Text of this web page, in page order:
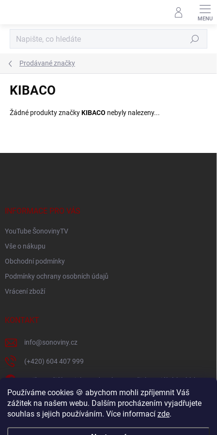
Používáme cookies 🍪 abychom mohli zpříjemnit Váš
zážitek na našem webu. Dalším procházením vyjadřujete
souhlas s jejich používáním. Více informací zde.
Hledat
Prodávané značky
KIBACO
Žádné produkty značkyKIBACO nebyly nalezeny...
INFORMACE PRO VÁS
YouTube ŠonovinyTV
Vše o nákupu
Obchodní podmínky
Podmínky ochrany osobních údajů
Vrácení zboží
KONTAKT
info@sonoviny.cz
(+420) 604 407 999
Nejčerstvější novinky se dozvíte na našich sociálních sítích
sonoviny.cz
Videorecepty - Vaše oblíbené recepty v pohodlí domova